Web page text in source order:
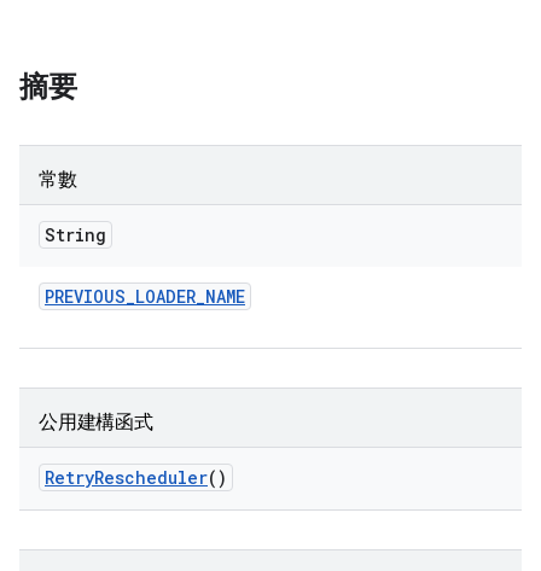
摘要
常數
String
PREVIOUS_LOADER_NAME
公用建構函式
RetryRescheduler()